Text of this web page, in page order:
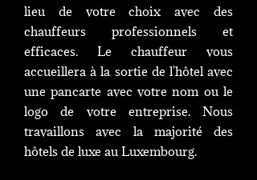
lieu de votre choix avec des
chauffeurs professionnels et
efficaces. Le chauffeur vous
accueillera à la sortie de l'hôtel avec
une pancarte avec votre nom ou le
logo de votre entreprise. Nous
travaillons avec la majorité des
hôtels de luxe au Luxembourg.